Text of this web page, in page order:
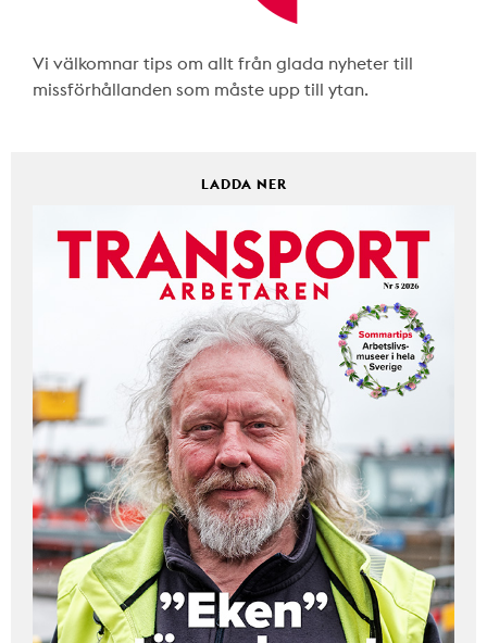
Vi välkomnar tips om allt från glada nyheter till
missförhållanden som måste upp till ytan.
LADDA NER